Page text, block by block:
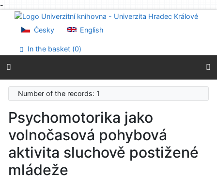
-
Go to content
Go to menu
Accessibility declaration
Česky English
In the basket (0)
Number of the records: 1
Psychomotorika jako
volnočasová pohybová
aktivita sluchově postižené
mládeže